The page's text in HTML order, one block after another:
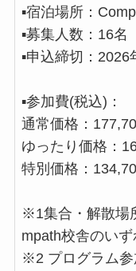
▪️宿泊場所：
▪️募集人数：16名
▪️申込締切：2026
▪️参加費(税込)：
通常価格：
ゆったり価格：
特別価格：
※1集合・解散場
mpath校舎のいず
※2 プログラム参